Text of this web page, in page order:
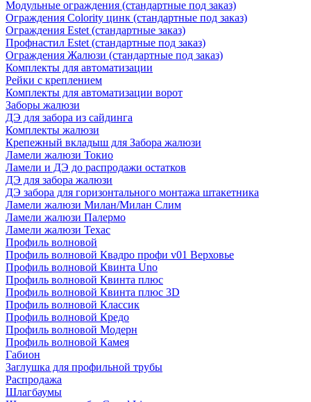
Модульные ограждения (стандартные под заказ)
Ограждения Colority цинк (стандартные под заказ)
Ограждения Estet (стандартные заказ)
Профнастил Estet (стандартные под заказ)
Ограждения Жалюзи (стандартные под заказ)
Комплекты для автоматизации
Рейки с креплением
Комплекты для автоматизации ворот
Заборы жалюзи
ДЭ для забора из сайдинга
Комплекты жалюзи
Крепежный вкладыш для Забора жалюзи
Ламели жалюзи Токио
Ламели и ДЭ до распродажи остатков
ДЭ для забора жалюзи
ДЭ забора для горизонтального монтажа штакетника
Ламели жалюзи Милан/Милан Слим
Ламели жалюзи Палермо
Ламели жалюзи Техас
Профиль волновой
Профиль волновой Квадро профи v01 Верховье
Профиль волновой Квинта Uno
Профиль волновой Квинта плюс
Профиль волновой Квинта плюс 3D
Профиль волновой Классик
Профиль волновой Кредо
Профиль волновой Модерн
Профиль волновой Камея
Габион
Заглушка для профильной трубы
Распродажа
Шлагбаумы